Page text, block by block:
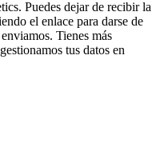
Puedes dejar de recibir la
el enlace para darse de
Tienes más
tus datos en